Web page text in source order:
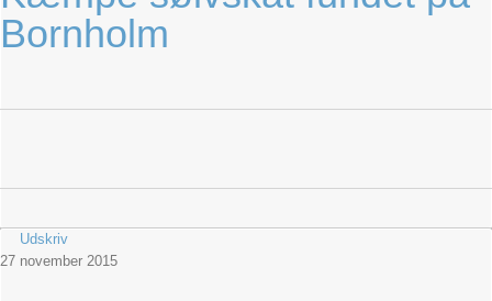
Bornholm
Udskriv
27 november 2015